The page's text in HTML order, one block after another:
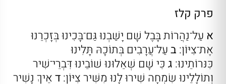
פרק קלז
א עַל־נַהֲרוֹת בָּבֶל שָׁם יָשַׁבְנוּ גַּם־בָּכִינוּ בְּזָכְרֵנוּ
אֶת־צִיּוֹן: בעַל־עֲרָבִים בְּתוֹכָהּ תָּלִינוּ
כִּנּרוֹתֵינוּ: ג כִּי שָׁם שְׁאֵלוּנוּ שׁוֹבֵינוּ דִּבְרֵי־שִׁיר
וְתוֹלָלֵינוּ שִׂמְחָה שִׁירוּ לָנוּ מִשִּׁיר צִיּוֹן:דאֵיךְ נָשִׁיר